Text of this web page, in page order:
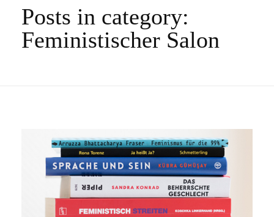
Posts in category:
Feministischer Salon